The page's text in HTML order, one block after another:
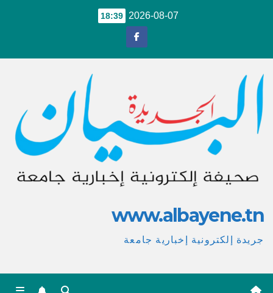
2026-08-07
18:39
www.albayene.tn
جريدة إلكترونية إخبارية جامعة